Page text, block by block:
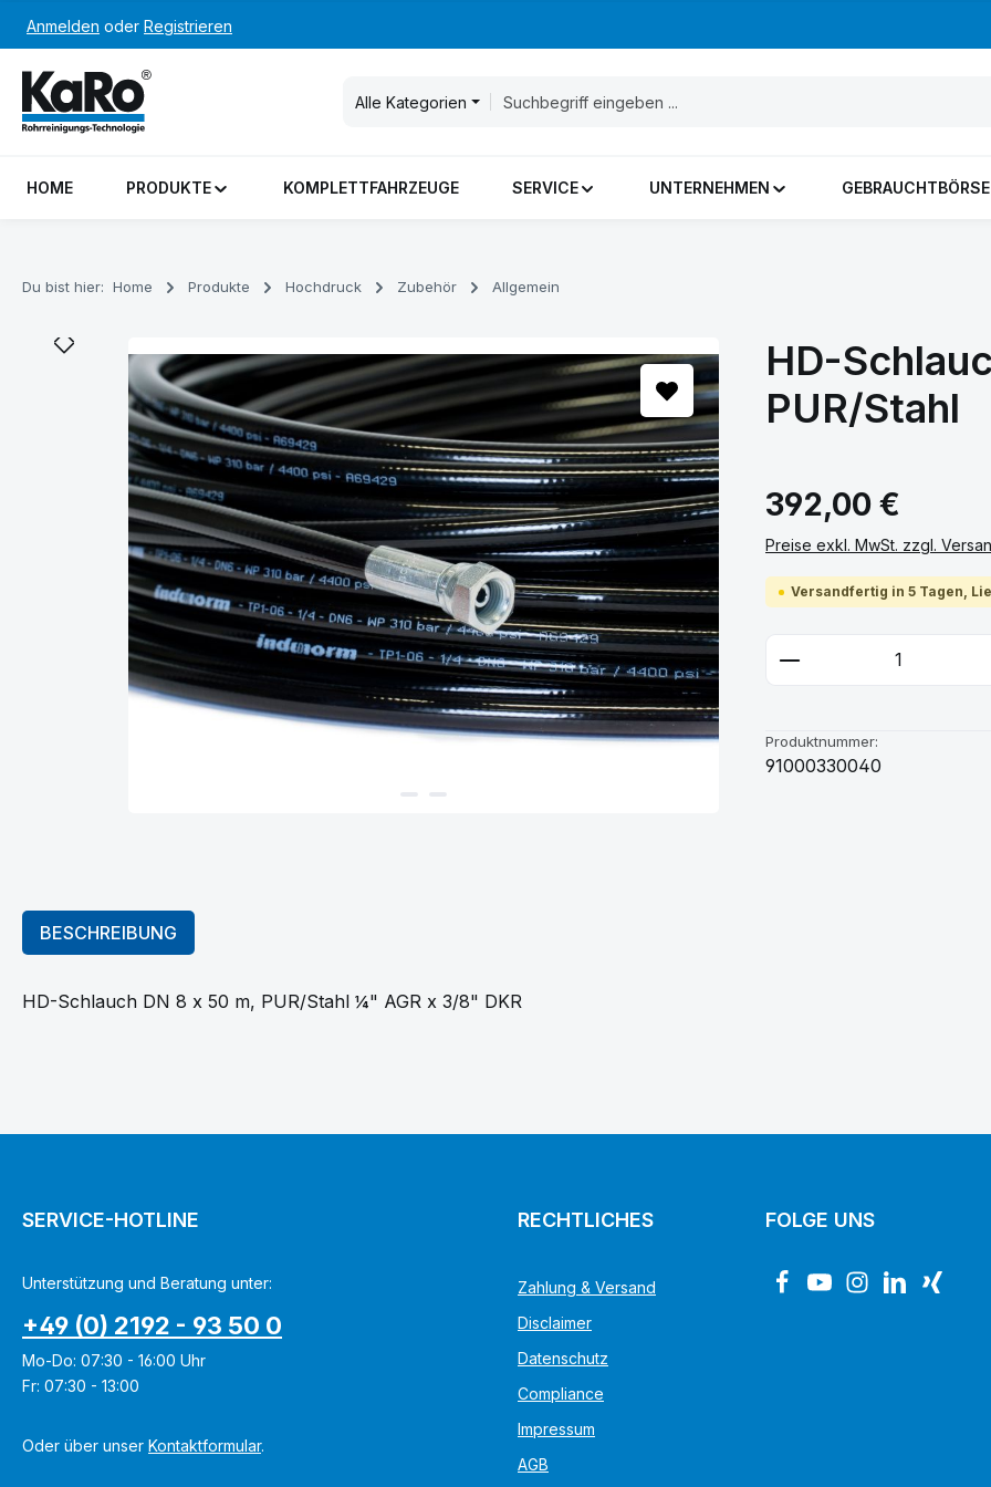
Hauptinhalt springen
Zur Suche springen
Zur Hauptnavigation springen
Anmelden oder Registrieren
Alle Kategorien
HOME PRODUKTE KOMPLETTFAHRZEUGE SERVICE UNTERNEHMEN GEBRAUCHTBÖRSE
Du bist hier: Home Produkte Hochdruck Zubehör Allgemein
Bildergalerie überspringen
HD-
PUR/Stahl
Regulärer Preis:
392,00 €
Preise exkl. MwSt. zzgl.
Versandfertig in 5 Tagen,
Produkt Anzahl:
Produktnummer:
91000330040
BESCHREIBUNG
HD-Schlauch DN 8 x 50 m, PUR/Stahl ¼" AGR x 3/8" DKR
SERVICE-HOTLINE
Unterstützung und Beratung unter:
+49 (0) 2192 - 93 50 0
Mo-Do: 07:30 - 16:00 Uhr
Fr: 07:30 - 13:00
Oder über unser Kontaktformular.
RECHTLICHES
Zahlung & Versand
Disclaimer
Datenschutz
Compliance
Impressum
AGB
FOLGE UNS